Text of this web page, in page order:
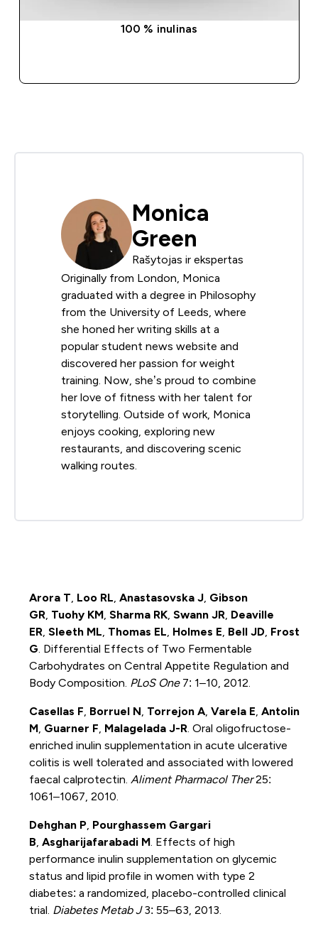
100 % inulinas
Monica
Green
Rašytojas ir ekspertas
Originally from London, Monica
graduated with a degree in Philosophy
from the University of Leeds, where
she honed her writing skills at a
popular student news website and
discovered her passion for weight
training. Now, she’s proud to combine
her love of fitness with her talent for
storytelling. Outside of work, Monica
enjoys cooking, exploring new
restaurants, and discovering scenic
walking routes.
Arora T Loo RL Anastasovska J, Gibson
GR, Tuohy KM, Sharma RK, Swann JR, Deaville
ER, Sleeth ML Thomas EL Holmes E Bell JD, Frost
G . Differential Effects of Two Fermentable
Carbohydrates on Central Appetite Regulation and
Body Composition. PLoS One7: 1–10, 2012.
Casellas F Borruel N Torrejon A, Varela E Antolin
M, Guarner F Malagelada J-R. Oral oligofructose-
enriched inulin supplementation in acute ulcerative
colitis is well tolerated and associated with lowered
faecal calprotectin. Aliment Pharmacol Ther25:
1061–1067, 2010.
Dehghan P, Pourghassem Gargari
B Asgharijafarabadi M. Effects of high
performance inulin supplementation on glycemic
status and lipid profile in women with type 2
diabetes: a randomized, placebo-controlled clinical
trial. Diabetes Metab J3: 55–63, 2013.